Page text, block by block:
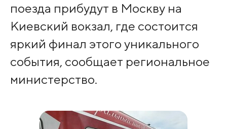
поезда прибудут в Москву на
Киевский вокзал, где состоится
яркий финал этого уникального
события, сообщает региональное
министерство.